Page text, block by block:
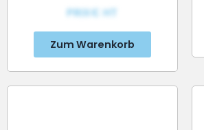
PRIX€ HT
Zum Warenkorb